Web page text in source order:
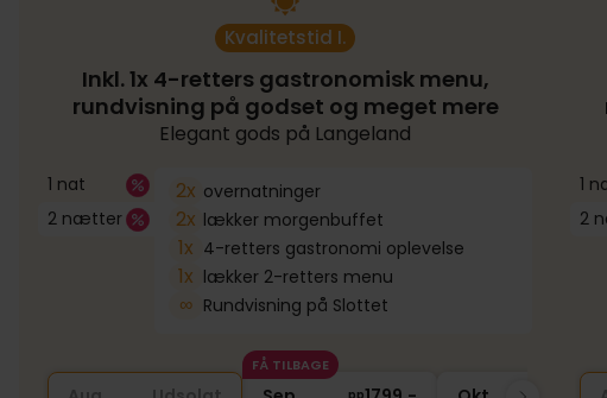
Kvalitetstid I.
Inkl. 1x 4-retters gastronomisk menu,
rundvisning på godset og meget mere
Elegant gods på Langeland
1 nat
2 nætter
2x overnatninger
2x lækker morgenbuffet
1x 4-retters gastronomi oplevelse
1x lækker 2-retters menu
∞ Rundvisning på Slottet
FÅ TILBAGE
1
2